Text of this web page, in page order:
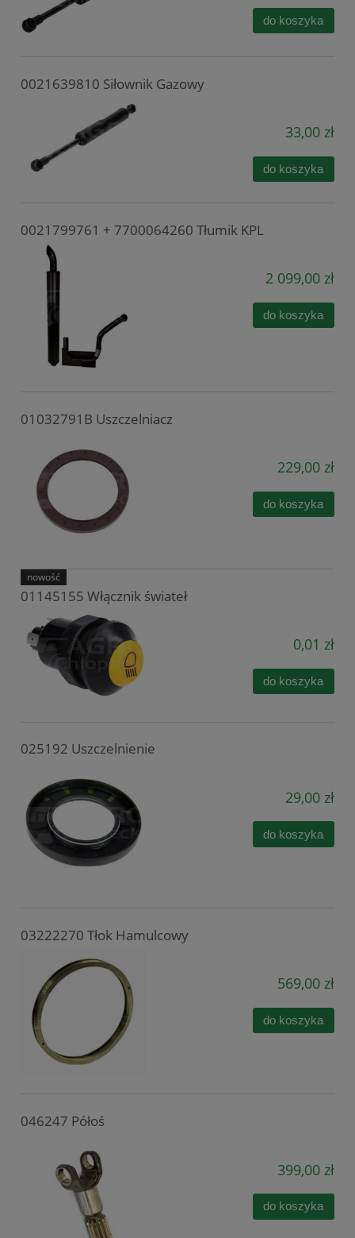
do koszyka
0021639810 Siłownik Gazowy
33,00 zł
do koszyka
0021799761 + 7700064260 Tłumik KPL
2 099,00 zł
do koszyka
01032791B Uszczelniacz
229,00 zł
do koszyka
01145155 Włącznik świateł
0,01 zł
do koszyka
nowość
025192 Uszczelnienie
29,00 zł
do koszyka
03222270 Tłok Hamulcowy
569,00 zł
do koszyka
046247 Półoś
399,00 zł
do koszyka